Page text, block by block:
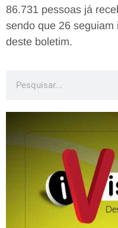
86.731 pessoas já
sendo que 26
deste boletim.